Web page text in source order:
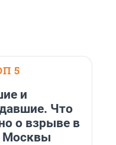
5
и
Что
о взрыве в
Москвы